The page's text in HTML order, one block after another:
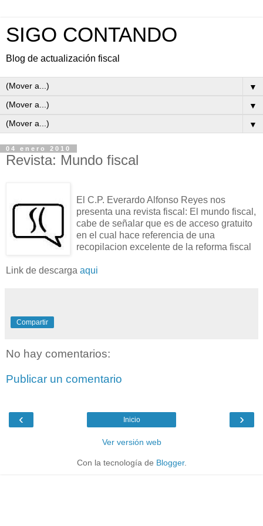
SIGO CONTANDO
Blog de actualización fiscal
▼
▼
▼
04 enero 2010
Revista: Mundo fiscal
El C.P. Everardo Alfonso Reyes nos
presenta una revista fiscal: El mundo fiscal,
cabe de señalar que es de acceso gratuito
en el cual hace referencia de una
recopilacion excelente de la reforma fiscal
Link de descarga aqui
Compartir
No hay comentarios:
Publicar un comentario
‹ ›
Inicio
Ver versión web
Con la tecnología de Blogger.